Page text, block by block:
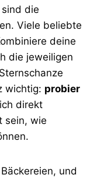
die
Viele beliebte
deine
die jeweiligen
wichtig: probier
direkt
sein, wie
und